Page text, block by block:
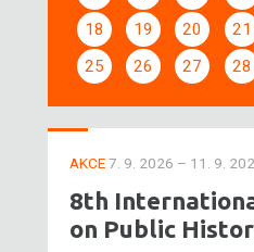
18
19 20 21
25
26 27 28
AKCE7. 9. 2026 – 11. 9.
8th
on Public